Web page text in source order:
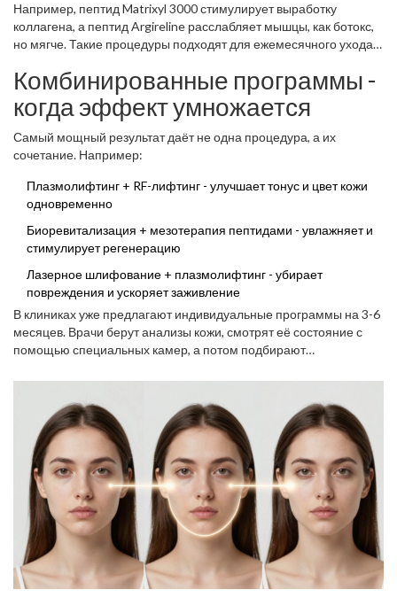
пептиды, похожие на сигналы, которые наш организм
вырабатывает при заживлении ран.
Например, пептид Matrixyl 3000 стимулирует выработку
коллагена, а пептид Argireline расслабляет мышцы, как ботокс,
но мягче. Такие процедуры подходят для ежемесячного ухода.
хороши для тех, кто боится игл, но хочет поддерживать кожу в
тонусе. Результат - постепенный, но стабильный. Нет
реабилитации. Можно делать даже перед важной встречей.
Комбинированные программы -
когда эффект умножается
Самый мощный результат даёт не одна процедура, а их
сочетание. Например:
Плазмолифтинг + RF-лифтинг - улучшает тонус и цвет кожи
одновременно
Биоревитализация + мезотерапия пептидами - увлажняет и
стимулирует регенерацию
Лазерное шлифование + плазмолифтинг - убирает
повреждения и ускоряет заживление
В клиниках уже предлагают индивидуальные программы на 3-6
месяцев. Врачи берут анализы кожи, смотрят её состояние с
помощью специальных камер, а потом подбирают
сильнее, чем одна процедура. Главное - не перегружать кожу.
Лучше 3 правильные процедуры в год, чем 10 подряд.